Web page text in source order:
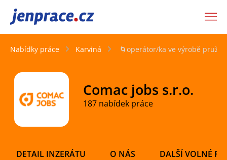
JenPráce.cz
Nabídky práce Karviná 🌀operátor/ka ve výrobě
Comac jobs s.r.o.
187 nabídek práce
DETAIL INZERÁTU O NÁS DALŠÍ VOLNÉ